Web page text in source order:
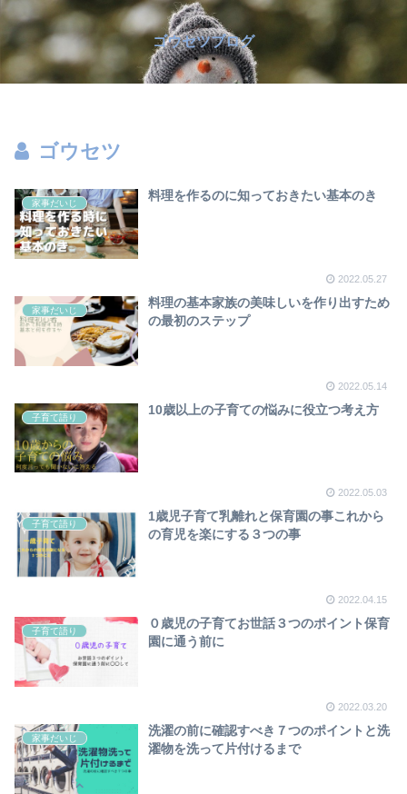
ゴウセツブログ
ゴウセツ
家事だいじ
料理を作るのに知っておきたい基本のき
2022.05.27
家事だいじ
料理の基本家族の美味しいを作り出すため
の最初のステップ
2022.05.14
子育て語り
10歳以上の子育ての悩みに役立つ考え方
2022.05.03
子育て語り
1歳児子育て乳離れと保育園の事これから
の育児を楽にする３つの事
2022.04.15
子育て語り
０歳児の子育てお世話３つのポイント保育
園に通う前に
2022.03.20
家事だいじ
洗濯の前に確認すべき７つのポイントと洗
濯物を洗って片付けるまで